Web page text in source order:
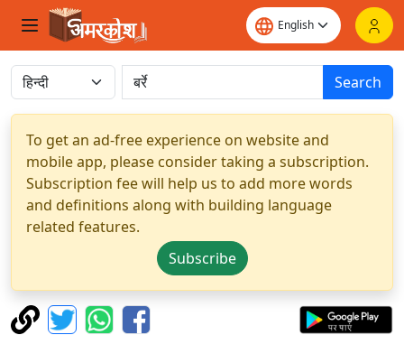
Search
To get an ad-free experience on website and
mobile app, please consider taking a subscription.
Subscription fee will help us to add more words
and definitions along with building language
related features.
Subscribe